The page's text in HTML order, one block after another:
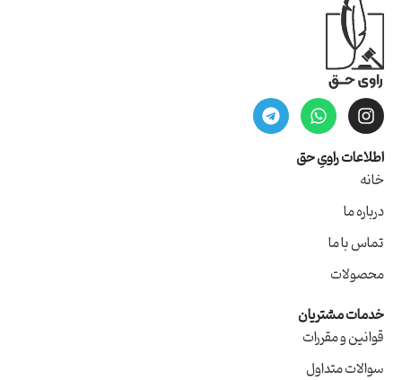
اطلاعات راویِ حق
خانه
درباره ما
تماس با ما
محصولات
خدمات مشتریان
قوانین و مقررات
سوالات متداول